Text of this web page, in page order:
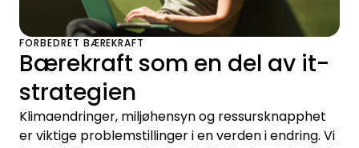
FORBEDRET BÆREKRAFT
Bærekraft som en del av it-
strategien
Klimaendringer, miljøhensyn og ressursknapphet
er viktige problemstillinger i en verden i endring. Vi